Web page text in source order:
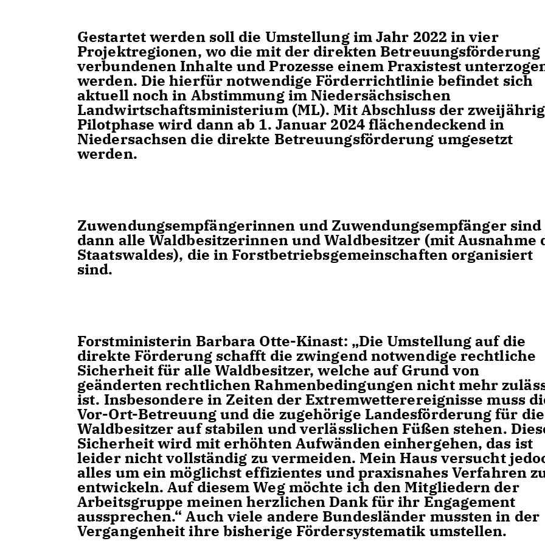
Gestartet werden soll die Umstellung im Jahr 2022 in vier
Projektregionen, wo die mit der direkten Betreuungsförderung
verbundenen Inhalte und Prozesse einem Praxistest
werden. Die hierfür notwendige Förderrichtlinie befindet sich
aktuell noch in Abstimmung im Niedersächsischen
Landwirtschaftsministerium (ML). Mit Abschluss der
Pilotphase wird dann ab 1. Januar 2024 flächendeckend in
Niedersachsen die direkte Betreuungsförderung umgesetzt
werden.
Zuwendungsempfängerinnen und Zuwendungsempfänger sind
dann alle Waldbesitzerinnen und Waldbesitzer (mit Ausnahme
Staatswaldes), die in Forstbetriebsgemeinschaften organisiert
sind.
Forstministerin Barbara Otte-Kinast: „Die Umstellung auf die
direkte Förderung schafft die zwingend notwendige rechtliche
Sicherheit für alle Waldbesitzer, welche auf Grund von
geänderten rechtlichen Rahmenbedingungen nicht mehr
ist. Insbesondere in Zeiten der Extremwetterereignisse muss
Vor-Ort-Betreuung und die zugehörige Landesförderung für die
Waldbesitzer auf stabilen und verlässlichen Füßen stehen.
Sicherheit wird mit erhöhten Aufwänden einhergehen, das ist
leider nicht vollständig zu vermeiden. Mein Haus versucht
alles um ein möglichst effizientes und praxisnahes Verfahren
entwickeln. Auf diesem Weg möchte ich den Mitgliedern der
Arbeitsgruppe meinen herzlichen Dank für ihr Engagement
aussprechen.“ Auch viele andere Bundesländer mussten in der
Vergangenheit ihre bisherige Fördersystematik umstellen.